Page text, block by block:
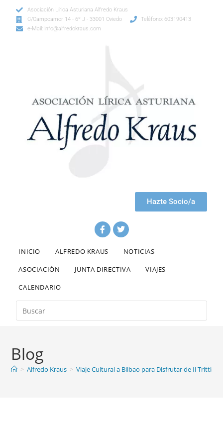
Asociación Lírica Asturiana Alfredo Kraus
C/Campoamor 14 - 6º J - 33001 Oviedo
Teléfono: 603190413
e-Mail: info@alfredokraus.com
Hazte Socio/a
INICIO ALFREDO KRAUS
NOTICIAS
ASOCIACIÓN
JUNTA DIRECTIVA
VIAJES
CALENDARIO
Blog
> Alfredo Kraus > Viaje Cultural a Bilbao para Disfrutar de Il Trittico